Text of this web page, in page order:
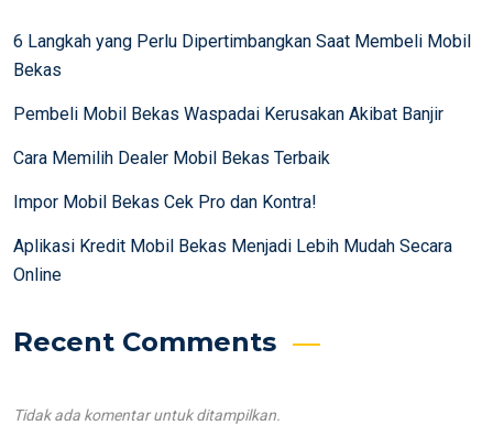
6 Langkah yang Perlu Dipertimbangkan Saat Membeli Mobil
Bekas
Pembeli Mobil Bekas Waspadai Kerusakan Akibat Banjir
Cara Memilih Dealer Mobil Bekas Terbaik
Impor Mobil Bekas Cek Pro dan Kontra!
Aplikasi Kredit Mobil Bekas Menjadi Lebih Mudah Secara
Online
Recent Comments
Tidak ada komentar untuk ditampilkan.